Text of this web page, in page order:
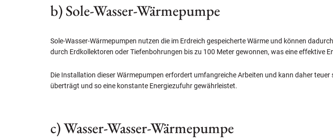
b) Sole-Wasser-Wärmepumpe
Sole-Wasser-Wärmepumpen nutzen die im Erdreich gespeicherte Wärme und können
durch Erdkollektoren oder Tiefenbohrungen bis zu 100 Meter gewonnen, was eine effektive
Die Installation dieser Wärmepumpen erfordert umfangreiche Arbeiten und kann daher
überträgt und so eine konstante Energiezufuhr gewährleistet.
c) Wasser-Wasser-Wärmepumpe